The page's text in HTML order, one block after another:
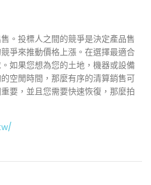
。投標人之間的競爭是決定產品售
爭來推動價格上漲。在選擇最適合
如果您想為您的土地，機器或設備
空閒時間，那麼有序的清算銷售可
要，並且您需要快速恢復，那麼拍